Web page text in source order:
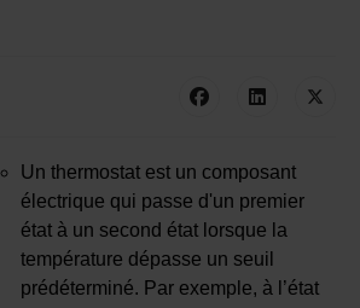
Un thermostat est un composant
électrique qui passe d'un premier
état à un second état lorsque la
température dépasse un seuil
prédéterminé. Par exemple, à l’état